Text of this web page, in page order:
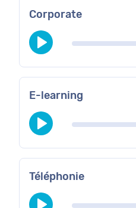
Corporate
E-learning
Téléphonie